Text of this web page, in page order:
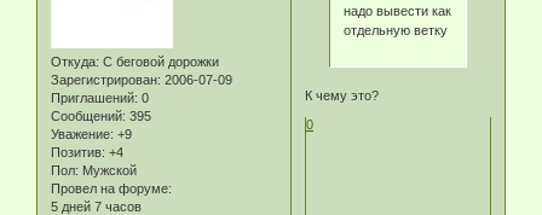
Откуда: С беговой дорожки
Зарегистрирован: 2006-07-09
Приглашений: 0
Сообщений: 395
Уважение: +9
Позитив: +4
Пол: Мужской
Провел на форуме:
5 дней 7 часов
надо вывести как
отдельную ветку
К чему это?
0